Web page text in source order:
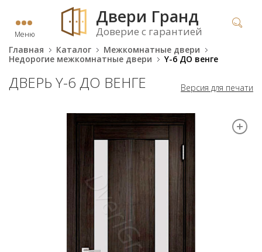
Меню
Двери Гранд
Доверие с гарантией
Главная Каталог
Межкомнатные двери
Недорогие межкомнатные двери
Y-6 ДО венге
Версия для печати
ДВЕРЬ Y-6 ДО ВЕНГЕ